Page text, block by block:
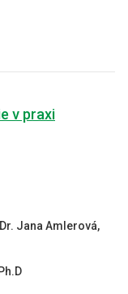
v praxi
Jana Amlerová,